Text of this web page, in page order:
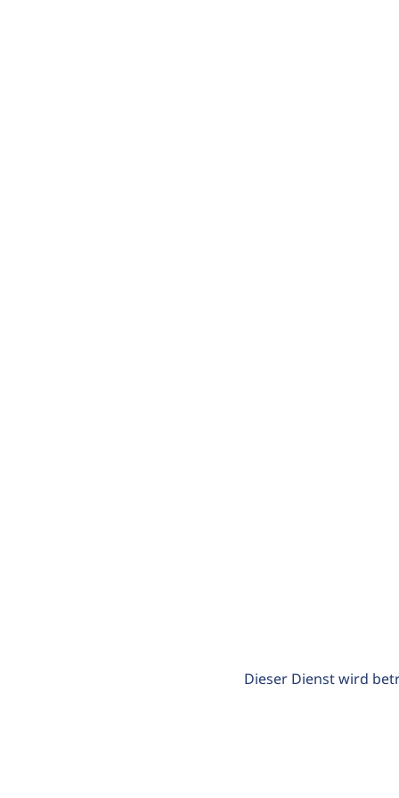
Dieser Dienst wird